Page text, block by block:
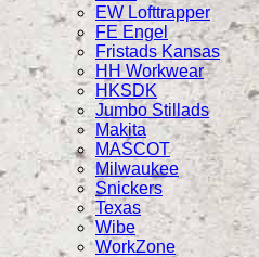
EW Lofttrapper
FE Engel
Fristads Kansas
HH Workwear
HKSDK
Jumbo Stillads
Makita
MASCOT
Milwaukee
Snickers
Texas
Wibe
WorkZone